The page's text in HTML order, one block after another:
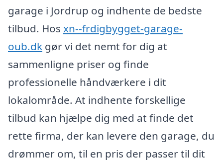
garage i Jordrup og indhente de bedste
tilbud. Hos xn--frdigbygget-garage-
oub.dk gør vi det nemt for dig at
sammenligne priser og finde
professionelle håndværkere i dit
lokalområde. At indhente forskellige
tilbud kan hjælpe dig med at finde det
rette firma, der kan levere den garage, du
drømmer om, til en pris der passer til dit